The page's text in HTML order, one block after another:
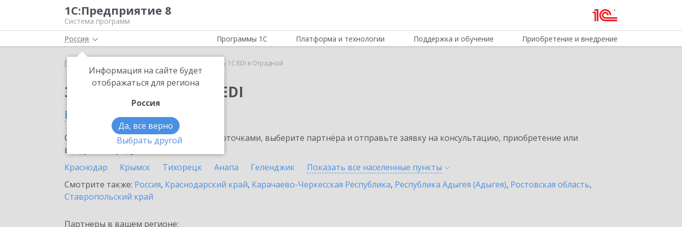
1С:Предприятие 8
Система программ
Россия
Информация на сайте будет
отображаться для региона
Россия
Да, все верно
Выбрать другой
Программы 1С Платформа и технологии Поддержка и обучение Приобретение и внедрение
Главная Модуль 1C:EDI в Отрадной
Заказать Модуль 1C:EDI
в Отрадной
Ознакомьтесь с информационными карточками, выберите партнёра и отправьте заявку на консультацию, приобретение или
внедрение продукта.
Краснодар
Крымск Тихорецк Анапа Геленджик Показать все населенные пункты
Смотрите также: Россия, Краснодарский край, Карачаево-Черкесская Республика, Республика Адыгея (Адыгея), Ростовская область,
Ставропольский край
Партнеры в вашем регионе: